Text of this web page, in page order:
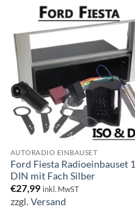
AUTORADIO EINBAUSET
Ford Fiesta Radioeinbauset 1
DIN mit Fach Silber
€27,99 inkl. MwST
zzgl.Versand